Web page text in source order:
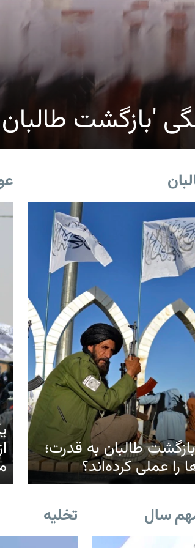
'بازگشت
طالبان به قدرت؛
را عملی کرده‌اند؟
سال
تخلیه